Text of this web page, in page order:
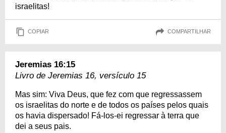
israelitas!
COPIAR COMPARTILHAR
Jeremias 16:15
Livro de Jeremias 16, versículo 15
Mas sim: Viva Deus, que fez com que regressassem
os israelitas do norte e de todos os países pelos quais
os havia dispersado! Fá-los-ei regressar à terra que
dei a seus pais.